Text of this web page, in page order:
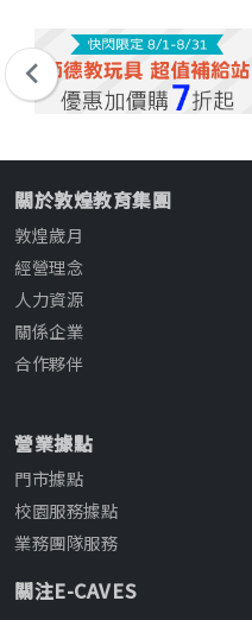
關於敦煌教育集團
敦煌歲月
經營理念
人力資源
關係企業
合作夥伴
營業據點
門市據點
校園服務據點
業務團隊服務
關注E-CAVES